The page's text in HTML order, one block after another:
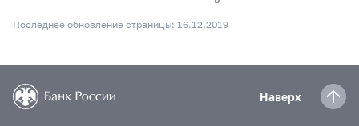
Последнее обновление страницы: 16.12.2019
Наверх